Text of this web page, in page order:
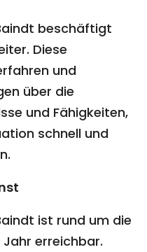
beschäftigt
Diese
und
über die
und Fähigkeiten,
schnell und
ist rund um die
Jahr erreichbar.